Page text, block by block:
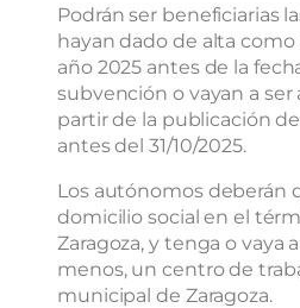
Podrán ser beneficiarias
hayan dado de alta
año 2025 antes de la
subvención o vayan a
partir de la publicación
antes del 31/10/2025.
Los autónomos deberán
domicilio social en el
Zaragoza, y tenga o vaya
menos, un centro de
municipal de Zaragoza.